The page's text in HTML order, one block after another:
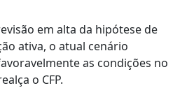
em alta da hipótese de
ativa, o atual cenário
as condições no
o CFP.